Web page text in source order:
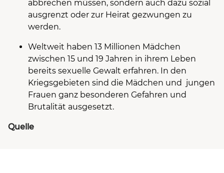
abbrechen müssen, sondern auch dazu sozial
ausgrenzt oder zur Heirat gezwungen zu
werden.
Weltweit haben 13 Millionen Mädchen
zwischen 15 und 19 Jahren in ihrem Leben
bereits sexuelle Gewalt erfahren. In den
Kriegsgebieten sind die Mädchen und jungen
Frauen ganz besonderen Gefahren und
Brutalität ausgesetzt.
Quelle